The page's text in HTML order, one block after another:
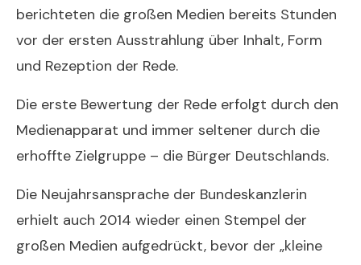
berichteten die großen Medien bereits Stunden
vor der ersten Ausstrahlung über Inhalt, Form
und Rezeption der Rede.
Die erste Bewertung der Rede erfolgt durch den
Medienapparat und immer seltener durch die
erhoffte Zielgruppe – die Bürger Deutschlands.
Die Neujahrsansprache der Bundeskanzlerin
erhielt auch 2014 wieder einen Stempel der
großen Medien aufgedrückt, bevor der „kleine